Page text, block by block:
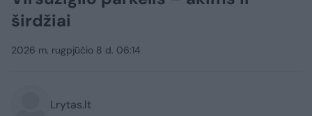
širdžiai
2026 m. rugpjūčio 8 d. 06:14
Lrytas.lt